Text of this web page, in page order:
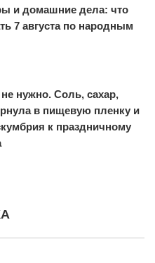
и домашние дела: что
7 августа по народным
нужно. Соль, сахар,
в пищевую пленку и
к праздничному